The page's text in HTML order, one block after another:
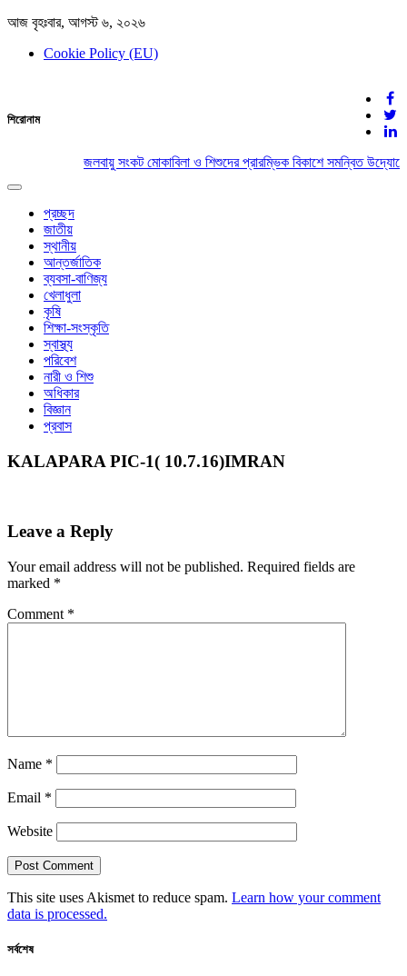
আজ বৃহঃবার, আগস্ট ৬, ২০২৬
Cookie Policy (EU)
দেশের খবর
যুক্ত থাকুন দেশের সঙ্গে
শিরোনাম
জলবায়ু সংকট মোকাবিলা ও শিশুদের প্রারম্ভিক বিকাশে সমন্বিত
Toggle
navigation
প্রচ্ছদ
জাতীয়
স্থানীয়
আন্তর্জাতিক
ব্যবসা-বাণিজ্য
খেলাধুলা
কৃষি
শিক্ষা-সংস্কৃতি
স্বাস্থ্য
পরিবেশ
নারী ও শিশু
অধিকার
বিজ্ঞান
প্রবাস
KALAPARA PIC-1( 10.7.16)IMRAN
Leave a Reply
Your email address will not be published. Required fields are
marked *
Comment *
Name *
Email *
Website
This site uses Akismet to reduce spam. Learn how your comment
data is processed.
সর্বশেষ